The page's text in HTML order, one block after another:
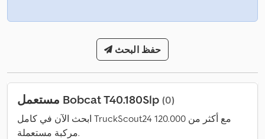
حفظ البحث
مستعمل Bobcat T40.180Slp (0)
ابحث الآن في كامل TruckScout24 مع أكثر من 120.000
مركبة مستعملة.